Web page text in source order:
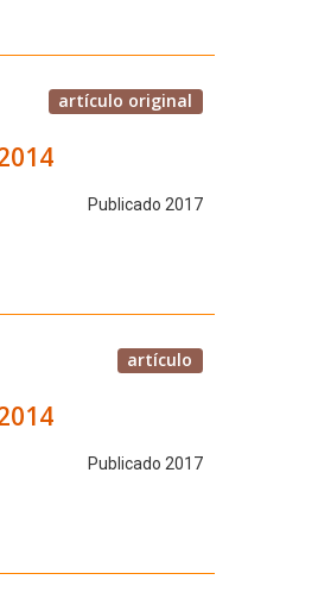
artículo original
Publicado 2017
artículo
Publicado 2017